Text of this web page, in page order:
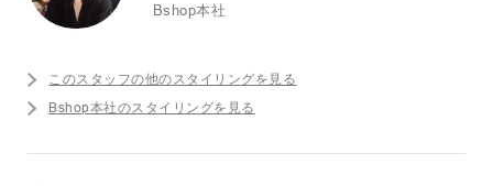
Bshop本社
このスタッフの他のスタイリングを見る
Bshop本社のスタイリングを見る